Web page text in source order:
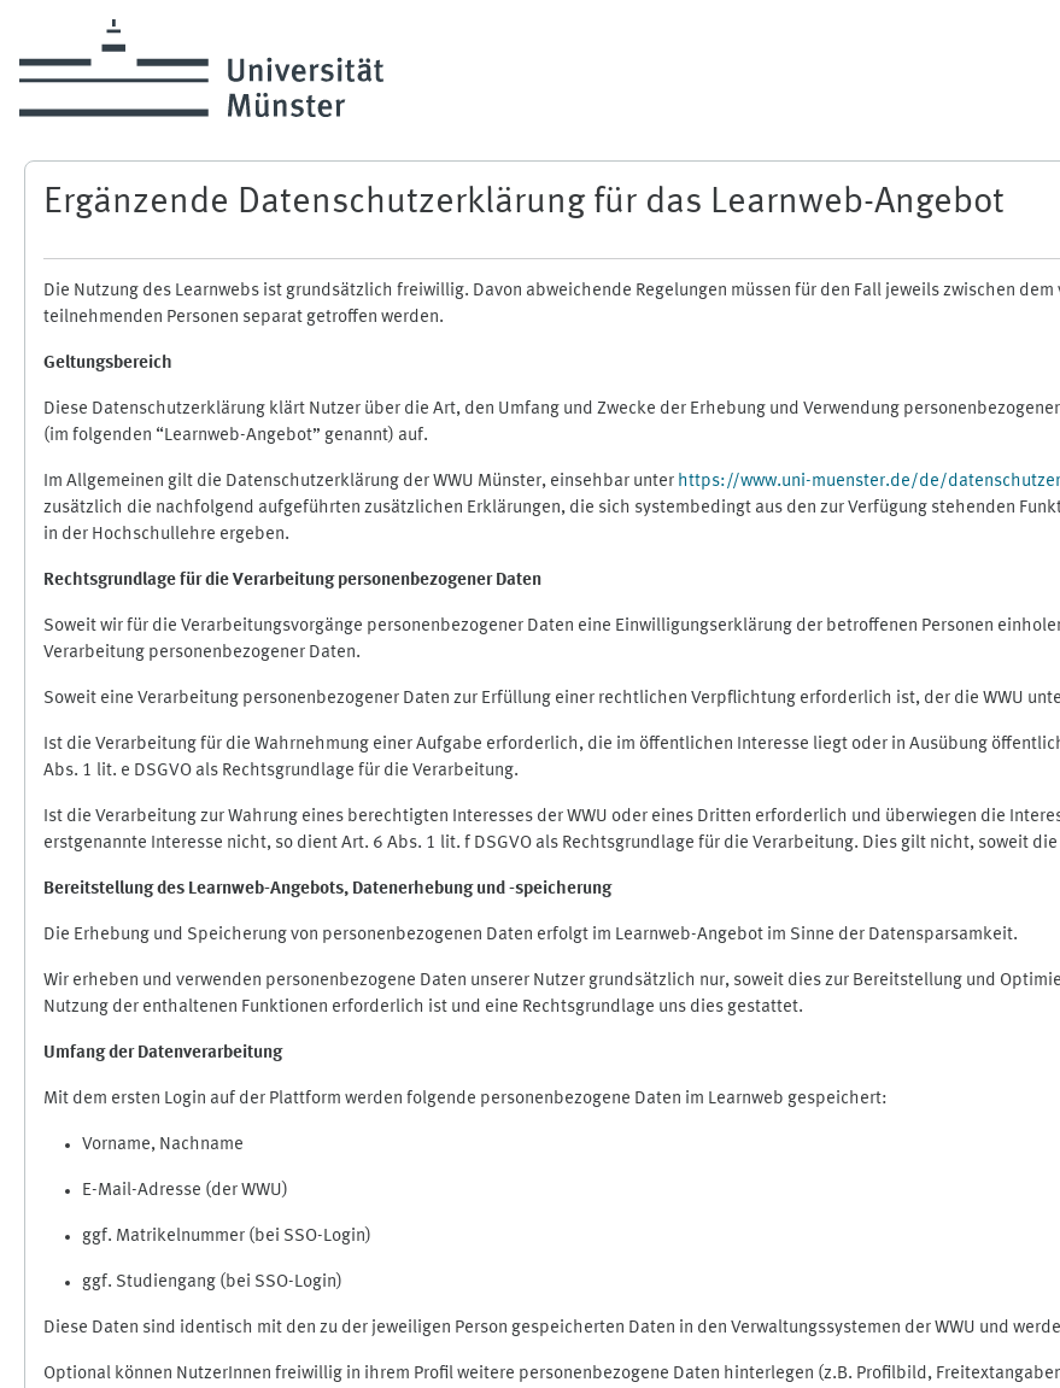
Ergänzende Datenschutzerklärung für das Learnweb-Angebot
Die Nutzung des Learnwebs ist grundsätzlich freiwillig. Davon abweichende Regelungen müssen für den Fall jeweils zwischen
teilnehmenden Personen separat getroffen werden.
Geltungsbereich
Diese Datenschutzerklärung klärt Nutzer über die Art, den Umfang und Zwecke der Erhebung und Verwendung
(im folgenden “Learnweb-Angebot” genannt) auf.
Im Allgemeinen gilt die Datenschutzerklärung der WWU Münster, einsehbar unter https://www.uni-muenster.de/de/
zusätzlich die nachfolgend aufgeführten zusätzlichen Erklärungen, die sich systembedingt aus den zur Verfügung stehenden
in der Hochschullehre ergeben.
Rechtsgrundlage für die Verarbeitung personenbezogener Daten
Soweit wir für die Verarbeitungsvorgänge personenbezogener Daten eine Einwilligungserklärung der betroffenen Personen
Verarbeitung personenbezogener Daten.
Soweit eine Verarbeitung personenbezogener Daten zur Erfüllung einer rechtlichen Verpflichtung erforderlich ist, der die WWU
Ist die Verarbeitung für die Wahrnehmung einer Aufgabe erforderlich, die im öffentlichen Interesse liegt oder in Ausübung
Abs. 1 lit. e DSGVO als Rechtsgrundlage für die Verarbeitung.
Ist die Verarbeitung zur Wahrung eines berechtigten Interesses der WWU oder eines Dritten erforderlich und überwiegen die
erstgenannte Interesse nicht, so dient Art. 6 Abs. 1 lit. f DSGVO als Rechtsgrundlage für die Verarbeitung. Dies gilt nicht, soweit
Bereitstellung des Learnweb-Angebots, Datenerhebung und -speicherung
Die Erhebung und Speicherung von personenbezogenen Daten erfolgt im Learnweb-Angebot im Sinne der Datensparsamkeit.
Wir erheben und verwenden personenbezogene Daten unserer Nutzer grundsätzlich nur, soweit dies zur Bereitstellung und
Nutzung der enthaltenen Funktionen erforderlich ist und eine Rechtsgrundlage uns dies gestattet.
Umfang der Datenverarbeitung
Mit dem ersten Login auf der Plattform werden folgende personenbezogene Daten im Learnweb gespeichert:
Vorname, Nachname
E-Mail-Adresse (der WWU)
ggf. Matrikelnummer (bei SSO-Login)
ggf. Studiengang (bei SSO-Login)
Diese Daten sind identisch mit den zu der jeweiligen Person gespeicherten Daten in den Verwaltungssystemen der WWU und
Optional können NutzerInnen freiwillig in ihrem Profil weitere personenbezogene Daten hinterlegen (z.B. Profilbild,